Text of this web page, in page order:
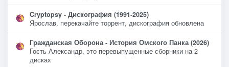
Cryptopsy - Дискография (1991-2025)
Ярослав, перекачайте торрент, дискография обновлена
Гражданская Оборона - История Омского Панка (2026)
Гость Александр, это перевыпущенные сборники на 2
дисках